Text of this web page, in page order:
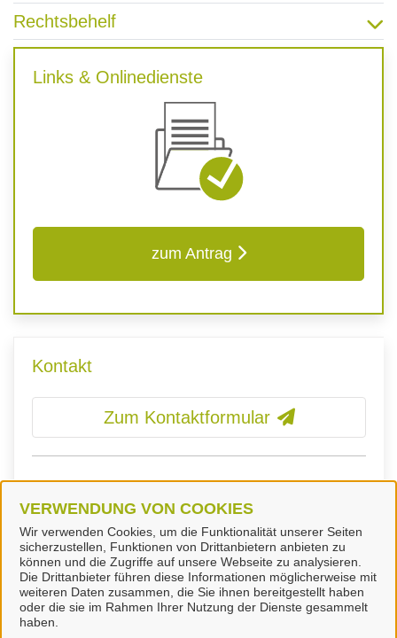
VERWENDUNG VON COOKIES
Wir verwenden Cookies, um die Funktionalität unserer Seiten
sicherzustellen, Funktionen von Drittanbietern anbieten zu
können und die Zugriffe auf unsere Webseite zu analysieren.
Die Drittanbieter führen diese Informationen möglicherweise mit
weiteren Daten zusammen, die Sie ihnen bereitgestellt haben
oder die sie im Rahmen Ihrer Nutzung der Dienste gesammelt
haben.
Rechtsbehelf
Links & Onlinedienste
zum Antrag
Kontakt
Zum Kontaktformular
Landkreis Peine